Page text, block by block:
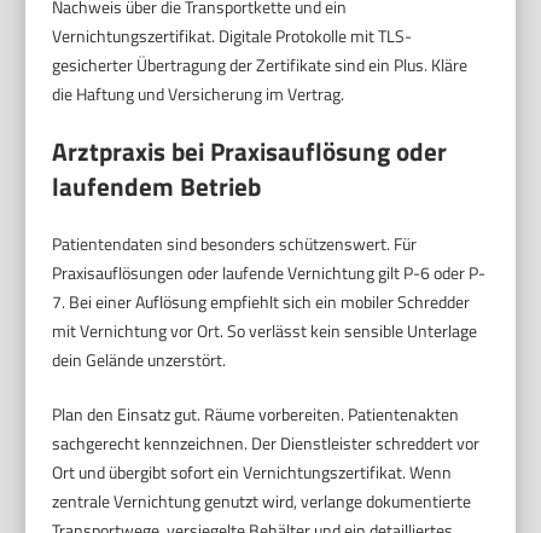
Nachweis über die Transportkette und ein
Vernichtungszertifikat. Digitale Protokolle mit TLS-
gesicherter Übertragung der Zertifikate sind ein Plus. Kläre
die Haftung und Versicherung im Vertrag.
Arztpraxis bei Praxisauflösung oder
laufendem Betrieb
Patientendaten sind besonders schützenswert. Für
Praxisauflösungen oder laufende Vernichtung gilt P-6 oder P-
7. Bei einer Auflösung empfiehlt sich ein mobiler Schredder
mit Vernichtung vor Ort. So verlässt kein sensible Unterlage
dein Gelände unzerstört.
Plan den Einsatz gut. Räume vorbereiten. Patientenakten
sachgerecht kennzeichnen. Der Dienstleister schreddert vor
Ort und übergibt sofort ein Vernichtungszertifikat. Wenn
zentrale Vernichtung genutzt wird, verlange dokumentierte